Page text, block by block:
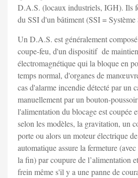
D.A.S. (locaux industriels, IGH). Ils
du SSI d'un bâtiment (SSI =
Un D.A.S. est généralement
coupe-feu, d'un dispositif de
électromagnétique qui la bloque en
temps normal, d'organes de
cas d'alarme incendie détecté par un
manuellement par un bouton-
l'alimentation du blocage est coupée
selon les modèles, la gravitation, un
porte ou alors un moteur électrique
automatique assure la fermeture
la fin) par coupure de l’alimentation
frein même s'il y a une panne de